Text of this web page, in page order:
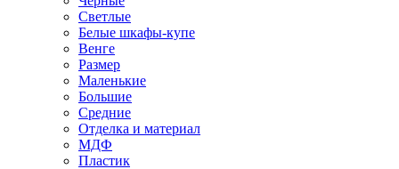
Светлые
Белые шкафы-купе
Венге
Размер
Маленькие
Большие
Средние
Отделка и материал
МДФ
Пластик